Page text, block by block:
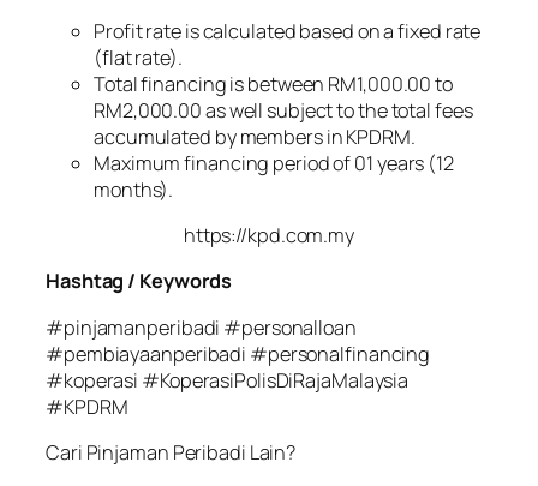
Profit rate is calculated based on a fixed rate
(flat rate).
Total financing is between RM1,000.00 to
RM2,000.00 as well subject to the total fees
accumulated by members in KPDRM.
Maximum financing period of 01 years (12
months).
https://kpd.com.my
Hashtag / Keywords
#pinjamanperibadi #personalloan
#pembiayaanperibadi #personalfinancing
#koperasi #KoperasiPolisDiRajaMalaysia
#KPDRM
Cari Pinjaman Peribadi Lain?